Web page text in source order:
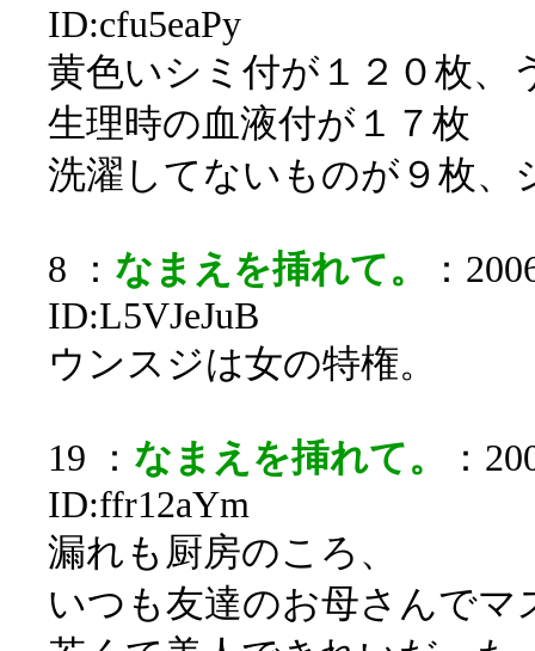
ID:cfu5eaPy
黄色いシミ付が１２０枚、
生理時の血液付が１７枚
洗濯してないものが９枚、
8 ： なまえを挿れて。
：
ID:L5VJeJuB
ウンスジは女の特権。
19 ： なまえを挿れて。
：
ID:ffr12aYm
漏れも厨房のころ、
いつも友達のお母さんでマ